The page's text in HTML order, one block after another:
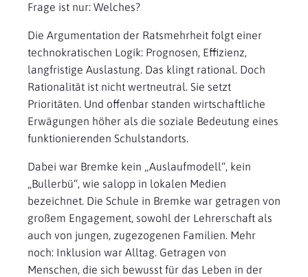
Frage ist nur: Welches?
Die Argumentation der Ratsmehrheit folgt einer
technokratischen Logik: Prognosen, Effizienz,
langfristige Auslastung. Das klingt rational. Doch
Rationalität ist nicht wertneutral. Sie setzt
Prioritäten. Und offenbar standen wirtschaftliche
Erwägungen höher als die soziale Bedeutung eines
funktionierenden Schulstandorts.
Dabei war Bremke kein „Auslaufmodell“, kein
„Bullerbü“, wie salopp in lokalen Medien
bezeichnet. Die Schule in Bremke war getragen von
großem Engagement, sowohl der Lehrerschaft als
auch von jungen, zugezogenen Familien. Mehr
noch: Inklusion war Alltag. Getragen von
Menschen, die sich bewusst für das Leben in der